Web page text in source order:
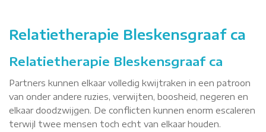
Relatietherapie Bleskensgraaf ca
Relatietherapie Bleskensgraaf ca
Partners kunnen elkaar volledig kwijtraken in een patroon
van onder andere ruzies, verwijten, boosheid, negeren en
elkaar doodzwijgen. De conflicten kunnen enorm escaleren
terwijl twee mensen toch echt van elkaar houden.